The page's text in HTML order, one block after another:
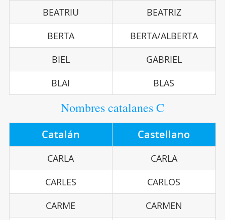
BEATRIU
BEATRIZ
BERTA
BERTA/ALBERTA
BIEL
GABRIEL
BLAI
BLAS
Nombres catalanes C
Catalán Castellano
CARLA
CARLA
CARLES
CARLOS
CARME
CARMEN